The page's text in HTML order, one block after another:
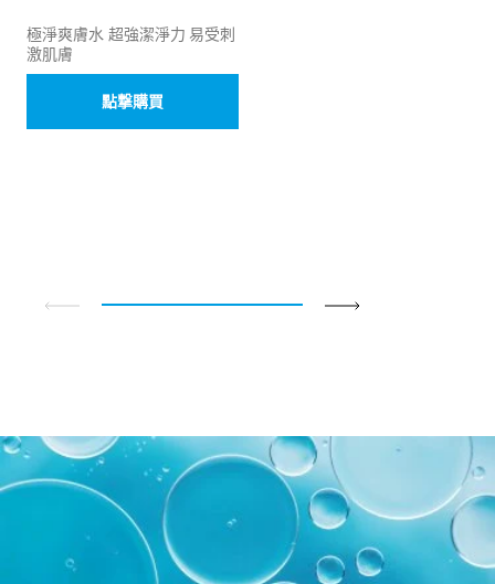
極淨爽膚水 超強潔淨力 易受刺
激肌膚
點撃購買